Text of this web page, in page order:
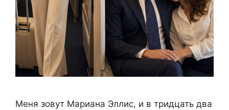
Меня зовут Мариана Эллис, и в тридцать два